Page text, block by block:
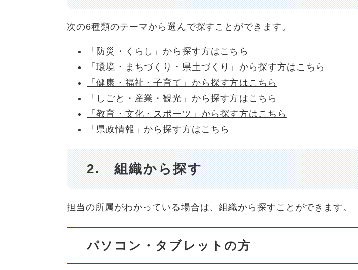
次の6種類のテーマから選んで探すことができます。
「防災・くらし」から探す方はこちら
「環境・まちづくり・県土づくり」から探す方はこちら
「健康・福祉・子育て」から探す方はこちら
「しごと・産業・観光」から探す方はこちら
「教育・文化・スポーツ」から探す方はこちら
「県政情報」から探す方はこちら
2. 組織から探す
担当の所属がわかっている場合は、組織から探すことができます。
パソコン・タブレットの方